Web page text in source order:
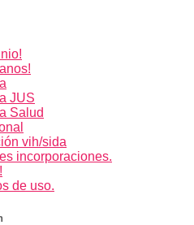
JUS
Salud
vih/sida
incorporaciones.
de uso.